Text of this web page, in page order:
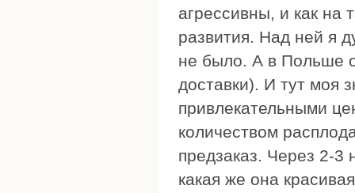
агрессивны, и как на
развития. Над ней я
не было. А в Польше
доставки). И тут моя
привлекательными
количеством
предзаказ. Через 2-
какая же она